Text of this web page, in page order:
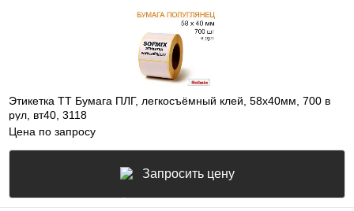
Этикетка ТТ Бумага ПЛГ, легкосъёмный клей, 58х40мм, 700 в
рул, вт40, 3118
Цена по запросу
Запросить цену